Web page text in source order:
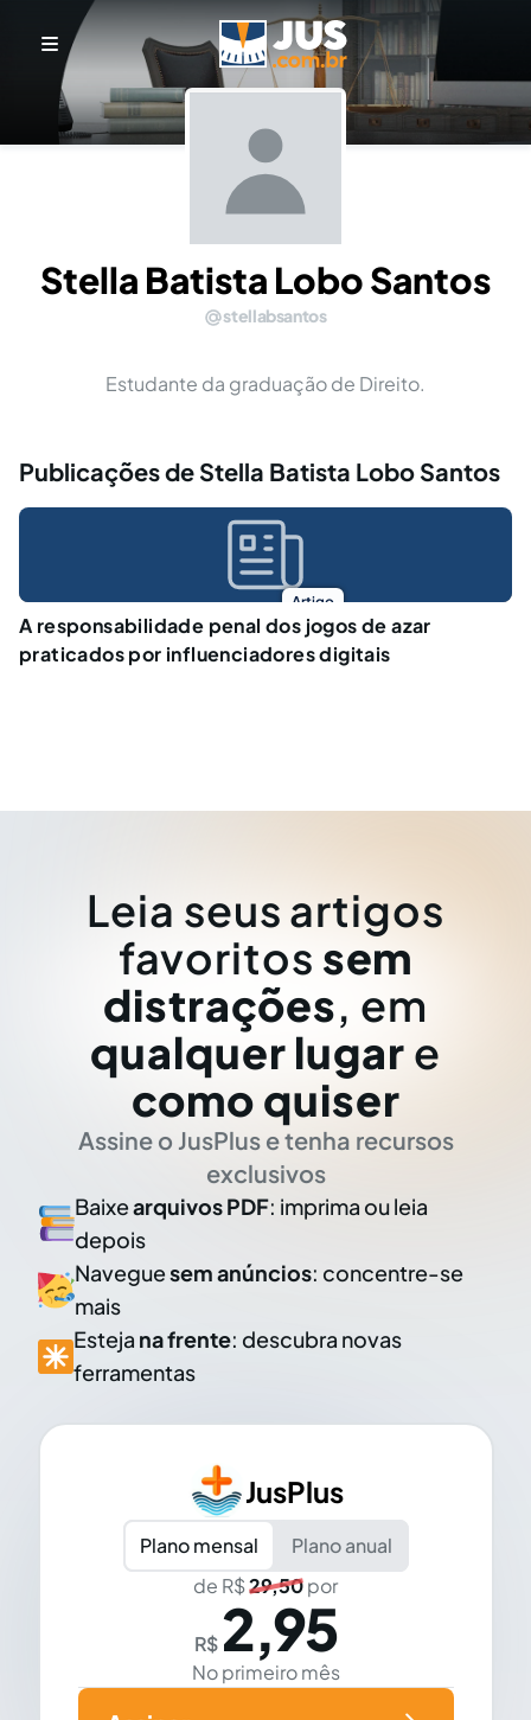
Stella Batista Lobo Santos
stellabsantos
Estudante da graduação de Direito.
Publicações de Stella Batista Lobo Santos
Artigo
A responsabilidade penal dos jogos de azar
praticados por influenciadores digitais
Leia seus artigos
favoritos sem
distrações, em
qualquer lugar e
como quiser
Assine o JusPlus e tenha recursos
exclusivos
Baixearquivos PDF: imprima ou leia
depois
Naveguesem anúncios: concentre-se
mais
Esteja na frente: descubra novas
ferramentas
JusPlus
Plano mensal
Plano anual
de R$29,50por
R$ 2,95
No primeiro mês